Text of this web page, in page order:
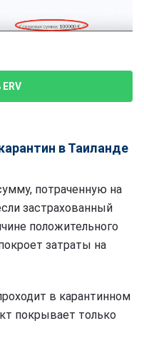
в Таиланде
потраченную на
застрахованный
положительного
затраты на
в карантинном
покрывает только